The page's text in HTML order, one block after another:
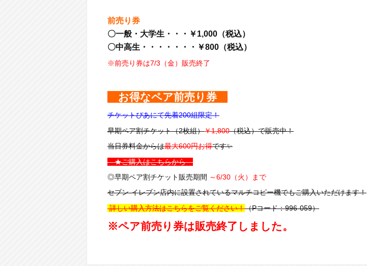
前売り券
〇一般・大学生・・・￥1,000（税込）
〇中高生・・・・・・・￥800（税込）
※前売り券は7/3（金）販売終了
お得なペア前売り券
チケットぴあにて先着200組限定！
早期ペア割チケット（2枚組）￥1,800（税込）で販売中！
当日券料金からは最大600円お得です✨
★ご購入はこちらから
◎早期ペア割チケット販売期間 ～6/30（火）まで
セブン-イレブン店内に設置されているマルチコピー機でもご購入いただけます！
詳しい購入方法はこちらをご覧ください！（Pコード：996-059）
※ペア前売り券は販売終了しました。